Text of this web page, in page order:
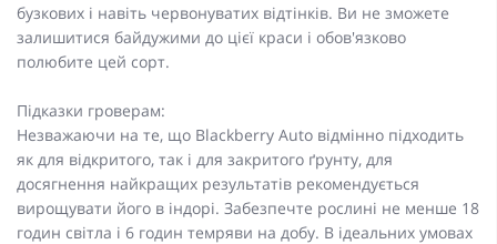
бузкових і навіть червонуватих відтінків. Ви не зможете
залишитися байдужими до цієї краси і обов'язково
полюбите цей сорт.
Підказки гроверам:
Незважаючи на те, що Blackberry Auto відмінно підходить
як для відкритого, так і для закритого ґрунту, для
досягнення найкращих результатів рекомендується
вирощувати його в індорі. Забезпечте рослині не менше 18
годин світла і 6 годин темряви на добу. В ідеальних умовах